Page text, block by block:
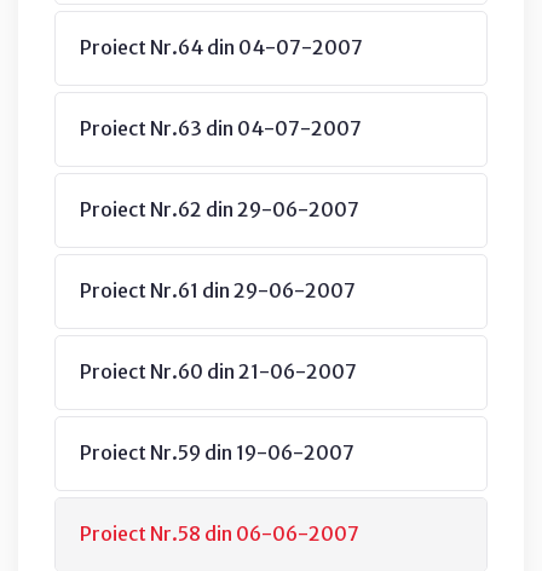
Proiect Nr.64 din 04-07-2007
Proiect Nr.63 din 04-07-2007
Proiect Nr.62 din 29-06-2007
Proiect Nr.61 din 29-06-2007
Proiect Nr.60 din 21-06-2007
Proiect Nr.59 din 19-06-2007
Proiect Nr.58 din 06-06-2007